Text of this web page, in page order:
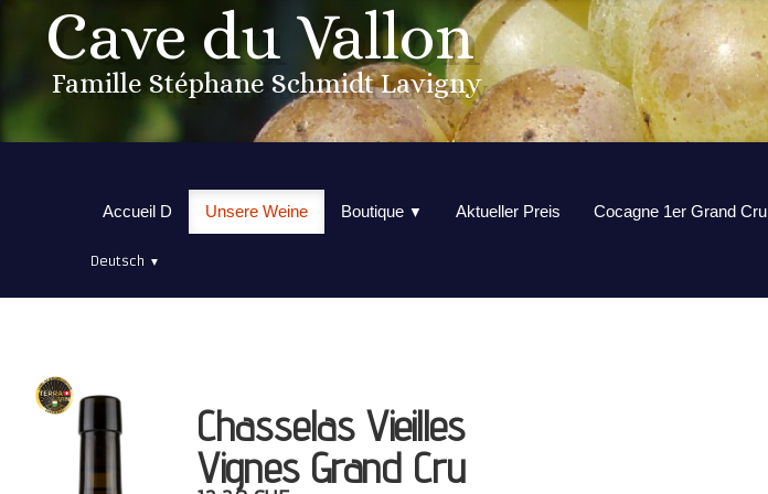
Cave du Vallon
Famille Stéphane Schmidt Lavigny
Accueil D Unsere Weine Boutique ▼ Aktueller Preis Cocagne 1er Grand Cru
Deutsch ▼
Chasselas Vieilles
Vignes Grand Cru